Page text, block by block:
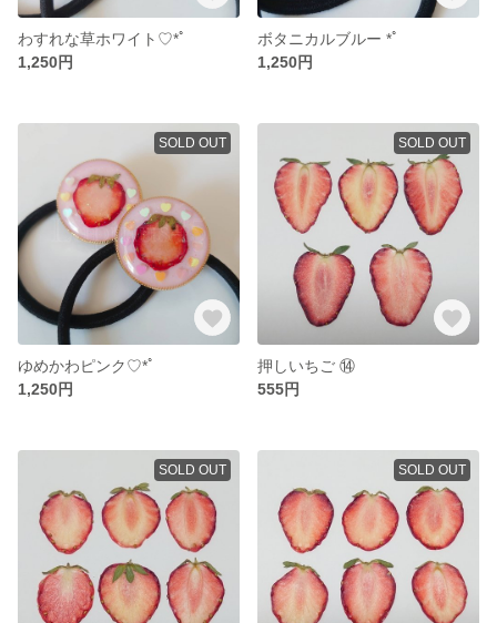
わすれな草ホワイト♡*ﾟ
1,250円
ボタニカルブルー *ﾟ
1,250円
SOLD OUT
ゆめかわピンク♡*ﾟ
1,250円
SOLD OUT
押しいちご ⑭
555円
SOLD OUT SOLD OUT